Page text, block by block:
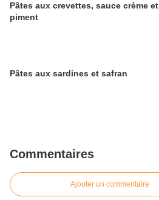
Pâtes aux crevettes, sauce crème et
piment
Pâtes aux sardines et safran
Commentaires
Ajouter un commentaire